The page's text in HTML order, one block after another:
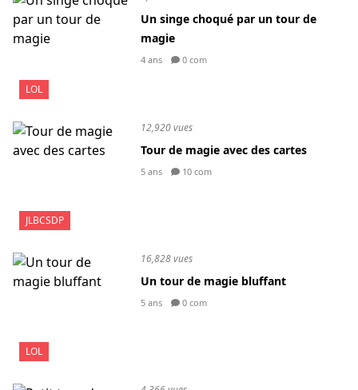
LOL
Un singe choqué par un tour de
magie
4 ans 0 com
JLBCSDP
12,920 vues
Tour de magie avec des cartes
5 ans 10 com
LOL
16,828 vues
Un tour de magie bluffant
5 ans 0 com